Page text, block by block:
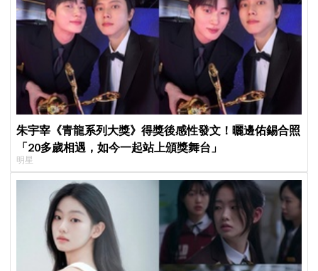
朱宇宰《青龍系列大獎》得獎後感性發文！曬邊佑錫合照
「20多歲相遇，如今一起站上頒獎舞台」
明星